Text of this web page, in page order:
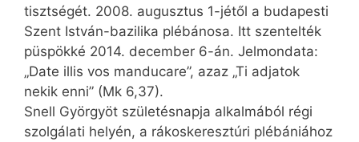
tisztségét. 2008. augusztus 1-jétől a budapesti
Szent István-bazilika plébánosa. Itt szentelték
püspökké 2014. december 6-án. Jelmondata:
„Date illis vos manducare”, azaz „Ti adjatok
nekik enni” (Mk 6,37).
Snell Györgyöt születésnapja alkalmából régi
szolgálati helyén, a rákoskeresztúri plébániához